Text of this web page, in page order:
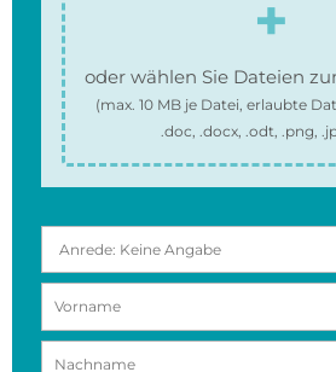
oder wählen Sie Dateien
(max. 10 MBje Datei, erlaubte
.doc, .docx, .odt, .png,